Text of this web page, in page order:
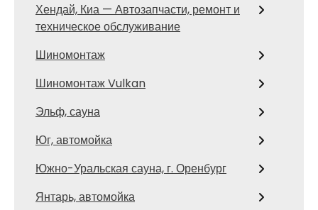
Хендай, Киа — Автозапчасти, ремонт и
техническое обслуживание
Шиномонтаж
Шиномонтаж Vulkan
Эльф, сауна
Юг, автомойка
Южно-Уральская сауна, г. Оренбург
Янтарь, автомойка